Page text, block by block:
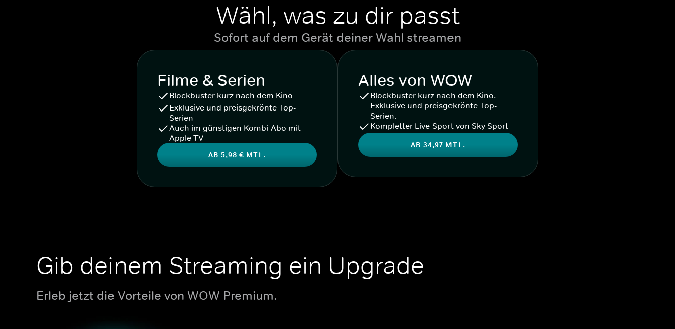
Wähl, was zu dir passt
Sofort auf dem Gerät deiner Wahl streamen
Filme & Serien
Blockbuster kurz nach dem Kino
Exklusive und preisgekrönte Top-
Serien
Auch im günstigen Kombi-Abo mit
Apple TV
AB 5,98 € MTL.
Alles von WOW
Blockbuster kurz nach dem Kino.
Exklusive und preisgekrönte Top-
Serien.
Kompletter Live-Sport von Sky Sport
AB 34,97 MTL.
Gib deinem Streaming ein Upgrade
Erleb jetzt die Vorteile von WOW Premium.